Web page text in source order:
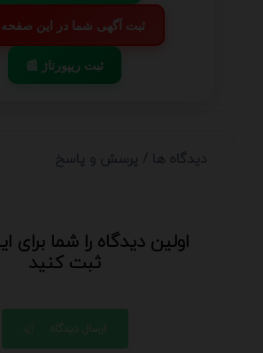
💬 ثبت آگهی شما در این صفحه
📰 ثبت ریپورتاژ
دیدگاه ها / پرسش و پاسخ
اولین دیدگاه را شما برای
ثبت کنید
ارسال دیدگاه